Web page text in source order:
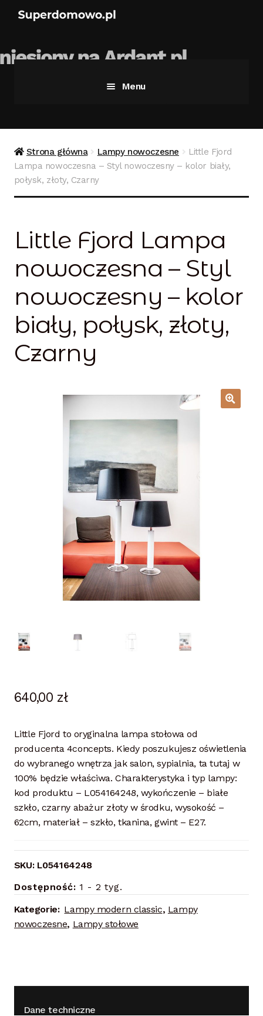
Menu
Bezpieczne zakupy
Blog
Koszyk
Lampy i oświetlenie
Moje konto
O firmie i sklepie
Odstąpienie od umowy
Polityka rabatowa
Zamówienie
Strona główna Lampy nowoczesne
Little Fjord
Lampa nowoczesna – Styl nowoczesny – kolor biały,
połysk, złoty, Czarny
Little Fjord Lampa
nowoczesna – Styl
nowoczesny – kolor
biały, połysk, złoty,
Czarny
640,00 zł
Little Fjord to oryginalna lampa stołowa od
producenta 4concepts. Kiedy poszukujesz oświetlenia
do wybranego wnętrza jak salon, sypialnia, ta tutaj w
100% będzie właściwa. Charakterystyka i typ lampy:
kod produktu – L054164248, wykończenie – białe
szkło, czarny abażur złoty w środku, wysokość –
62cm, materiał – szkło, tkanina, gwint – E27.
SKU: L054164248
Dostępność: 1 - 2 tyg.
Kategorie: Lampy modern classic, Lampy
nowoczesne, Lampy stołowe
Dane techniczne